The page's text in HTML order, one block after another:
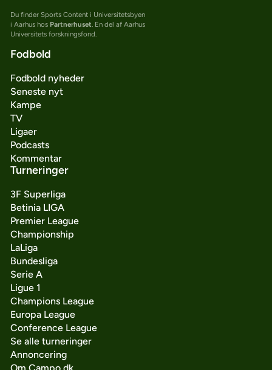
Du finder Sports Content i Universitetsbyen
i Aarhus hos Partnerhuset. En del af Aarhus
Universitets forskningsfond.
Fodbold
Fodbold nyheder
Seneste nyt
Kampe
TV
Ligaer
Podcasts
Kommentar
Turneringer
3F Superliga
Betinia LIGA
Premier League
Championship
LaLiga
Bundesliga
Serie A
Ligue 1
Champions League
Europa League
Conference League
Se alle turneringer
Annoncering